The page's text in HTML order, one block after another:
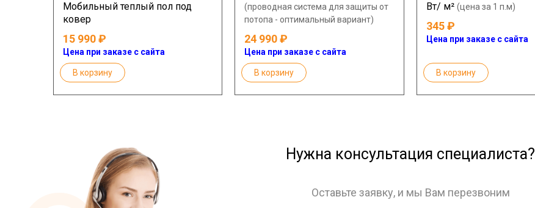
Мобильный теплый пол под
ковер
15 990
Цена при заказе с сайта
В корзину
(проводная система для защиты от
потопа - оптимальный вариант)
24 990
Цена при заказе с сайта
В корзину
Вт/ м² (цена за 1 п.м)
345
Цена при заказе с сайта
В корзину
Нужна консультация специалиста?
Оставьте заявку, и мы Вам перезвоним